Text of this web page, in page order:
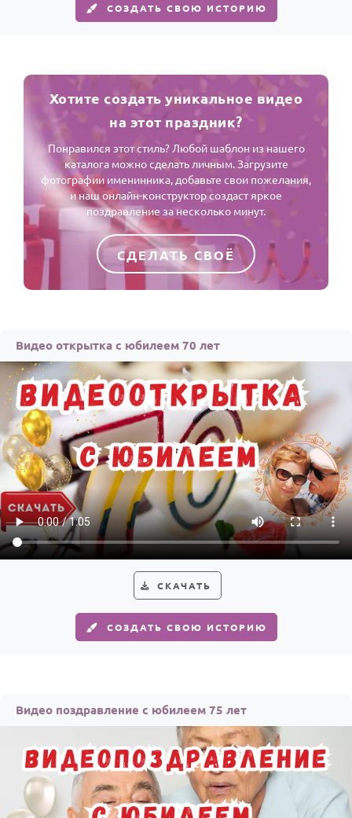
СОЗДАТЬ СВОЮ ИСТОРИЮ
Хотите создать уникальное видео
на этот праздник?
Понравился этот стиль? Любой шаблон из нашего
каталога можно сделать личным. Загрузите
фотографии именинника, добавьте свои пожелания,
и наш онлайн-конструктор создаст яркое
поздравление за несколько минут.
СДЕЛАТЬ СВОЁ
Видео открытка с юбилеем 70 лет
СКАЧАТЬ
СОЗДАТЬ СВОЮ ИСТОРИЮ
Видео поздравление с юбилеем 75 лет